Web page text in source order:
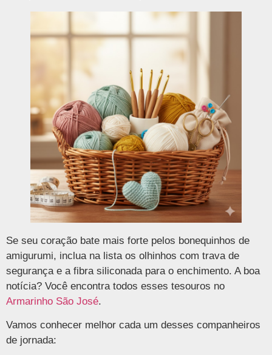
Se seu coração bate mais forte pelos bonequinhos de
amigurumi, inclua na lista os olhinhos com trava de
segurança e a fibra siliconada para o enchimento. A boa
notícia? Você encontra todos esses tesouros no
Armarinho São José.
Vamos conhecer melhor cada um desses companheiros
de jornada: